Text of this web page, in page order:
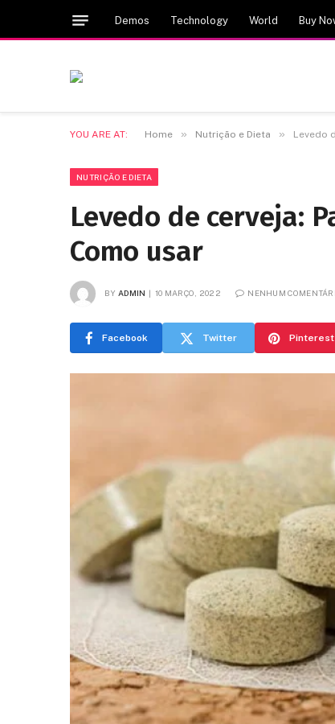
Demos Technology World Buy
YOU ARE AT: Home » Nutrição e Dieta » Levedo
NUTRIÇÃO E DIETA
Levedo de cerveja:
Como usar
BY ADMIN 10 MARÇO, 2022 NENHUM
Facebook Twitter Pinterest